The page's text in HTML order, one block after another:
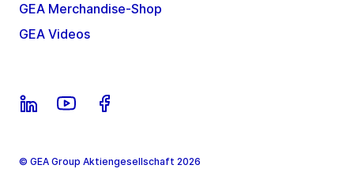
GEA Merchandise-Shop
GEA Videos
© GEA Group Aktiengesellschaft 2026